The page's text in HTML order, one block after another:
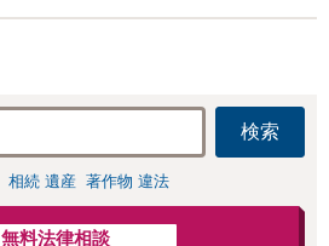
検索
相続 遺産 著作物 違法
無料法律相談